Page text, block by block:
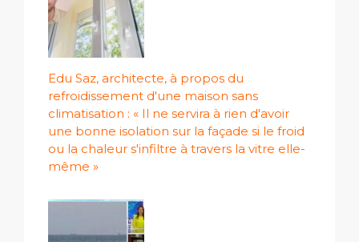
Edu Saz, architecte, à propos du
refroidissement d'une maison sans
climatisation : « Il ne servira à rien d'avoir
une bonne isolation sur la façade si le froid
ou la chaleur s'infiltre à travers la vitre elle-
même »